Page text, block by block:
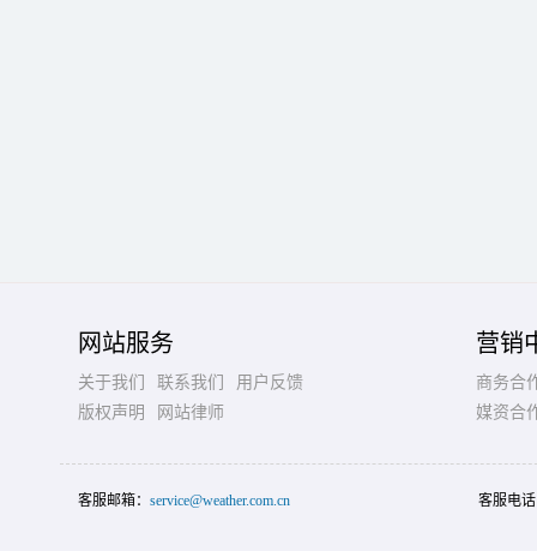
网站服务
关于我们 联系我们
用户反馈
版权声明
网站律师
营销
商务合
媒资合
客服邮箱： service@weather.com.cn 客服电